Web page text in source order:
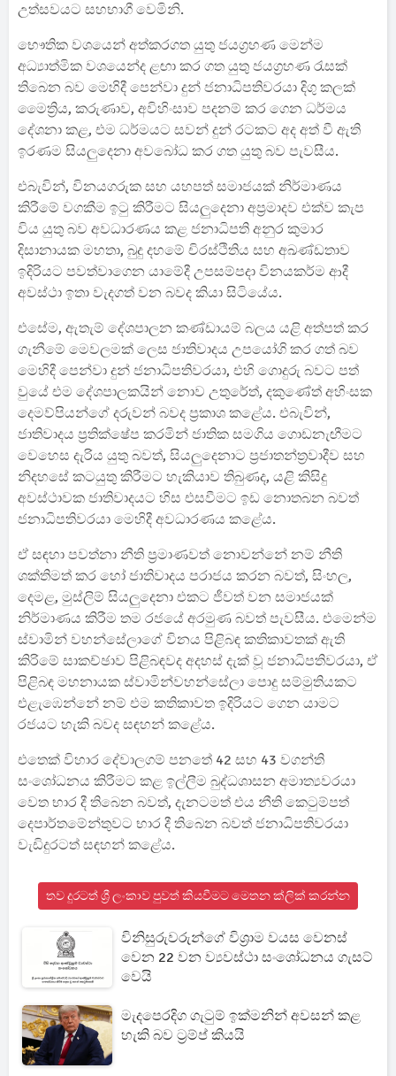
උත්සවයට සහභාගී වෙමිනි.
භෞතික වශයෙන් අත්කරගත යුතු ජයග්‍රහණ මෙන්ම
අධ්‍යාත්මික වශයෙන්ද ළඟා කර ගත යුතු ජයග්‍රහණ රැසක්
තිබෙන බව මෙහිදී පෙන්වා දුන් ජනාධිපතිවරයා දිගු කලක්
මෛත්‍රිය, කරුණාව, අවිහිංසාව පදනම් කර ගෙන ධර්මය
දේශනා කළ, එම ධර්මයට සවන් දුන් රටකට අද අත් වී ඇති
ඉරණම සියලුදෙනා අවබෝධ කර ගත යුතු බව පැවසීය.
එබැවින්, විනයගරුක සහ යහපත් සමාජයක් නිර්මාණය
කිරීමේ වගකීම ඉටු කිරීමට සියලුදෙනා අප්‍රමාදව එක්ව කැප
විය යුතු බව අවධාරණය කළ ජනාධිපති අනුර කුමාර
දිසානායක මහතා, බුදු දහමේ චිරස්ථිතිය සහ අඛණ්ඩතාව
ඉදිරියට පවත්වාගෙන යාමේදී උපසම්පදා විනයකර්ම ආදී
අවස්ථා ඉතා වැදගත් වන බවද කියා සිටියේය.
එසේම, ඇතැම් දේශපාලන කණ්ඩායම් බලය යළි අත්පත් කර
ගැනීමේ මෙවලමක් ලෙස ජාතිවාදය උපයෝගි කර ගත් බව
මෙහිදී පෙන්වා දුන් ජනාධිපතිවරයා, එහි ගොදුරු බවට පත්
වුයේ එම දේශපාලකයින් නොව උතුරේත්, දකුණේත් අහිංසක
දෙමව්පියන්ගේ දරුවන් බවද ප්‍රකාශ කළේය. එබැවින්,
ජාතිවාදය ප්‍රතික්ෂේප කරමින් ජාතික සමගිය ගොඩනැඟීමට
වෙහෙස දැරිය යුතු බවත්, සියලුදෙනාට ප්‍රජාතන්ත්‍රවාදීව සහ
නිදහසේ කටයුතු කිරීමට හැකියාව තිබුණද, යළි කිසිදු
අවස්ථාවක ජාතිවාදයට හිස එසවීමට ඉඩ නොතබන බවත්
ජනාධිපතිවරයා මෙහිදී අවධාරණය කළේය.
ඒ සඳහා පවත්නා නීති ප්‍රමාණවත් නොවන්නේ නම් නීති
ශක්තිමත් කර හෝ ජාතිවාදය පරාජය කරන බවත්, සිංහල,
දෙමළ, මුස්ලිම් සියලුදෙනා එකට ජීවත් වන සමාජයක්
නිර්මාණය කිරීම තම රජයේ අරමුණ බවත් පැවසීය. එමෙන්ම
ස්වාමින් වහන්සේලාගේ විනය පිළිබඳ කතිකාවතක් ඇති
කිරිමේ සාකච්ඡාව පිළිබඳවද අදහස් දැක් වූ ජනාධිපතිවරයා, ඒ
පිළිබඳ මහනායක ස්වාමින්වහන්සේලා පොදු සම්මුතියකට
එළැඹෙන්නේ නම් එම කතිකාවත ඉදිරියට ගෙන යාමට
රජයට හැකි බවද සඳහන් කළේය.
එතෙක් විහාර දේවාලගම් පනතේ 42 සහ 43 වගන්ති
සංශෝධනය කිරීමට කළ ඉල්ලීම බුද්ධශාසන අමාත්‍යවරයා
වෙත භාර දී තිබෙන බවත්, දැනටමත් එය නීති කෙටුම්පත්
දෙපාර්තමේන්තුවට භාර දී තිබෙන බවත් ජනාධිපතිවරයා
වැඩිදුරටත් සඳහන් කළේය.
තව දුරටත් ශ්‍රී ලංකාව පුවත් කියවීමට මෙතන ක්ලික් කරන්න
විනිසුරුවරුන්ගේ විශ්‍රාම වයස වෙනස්
වෙන 22 වන ව්‍යවස්ථා සංශෝධනය ගැසට්
වෙයි
මැදපෙරදිග ගැටුම් ඉක්මනින් අවසන් කළ
හැකි බව ට්‍රම්ප් කියයි